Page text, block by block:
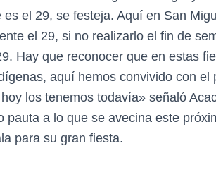
el 29, se festeja. Aquí en San
el 29, si no realizarlo el fin de
Hay que reconocer que en estas
aquí hemos convivido con el
los tenemos todavía» señaló
pauta a lo que se avecina este
para su gran fiesta.